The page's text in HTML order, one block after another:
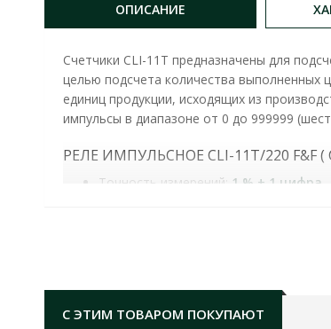
ОПИСАНИЕ
Счетчики CLI-11T предназначены для
целью подсчета количества выполненных
единиц продукции, исходящих из
импульсы в диапазоне от 0 до 999999
РЕЛЕ ИМПУЛЬСНОЕ CLI-11T/220 F&F
Точность измерений: 1 % ± 1 цифра
Для монтажа в
Диапазон рабочих температур:
С ЭТИМ ТОВАРОМ ПОКУПАЮТ